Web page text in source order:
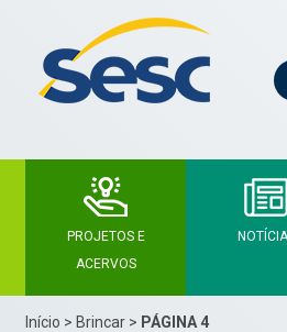
PROJETOS E
ACERVOS
Início > Brincar > PÁGINA 4